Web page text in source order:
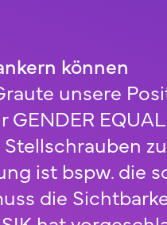
können
unsere
ist bspw. die
die